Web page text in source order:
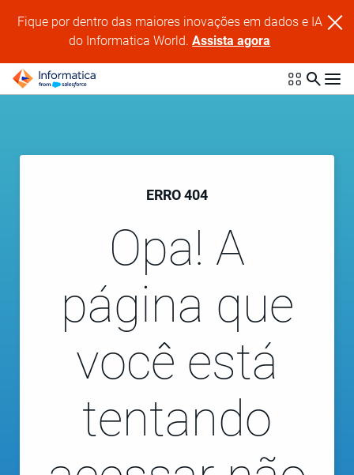
Fique por dentro das maiores inovações em dados e IA
do Informatica World.Assista agora
ERRO 404
Opa! A
página que
você está
tentando